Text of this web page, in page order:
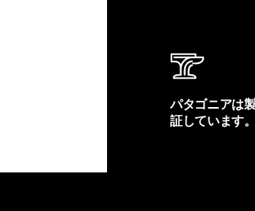
パタゴニアは
証しています。